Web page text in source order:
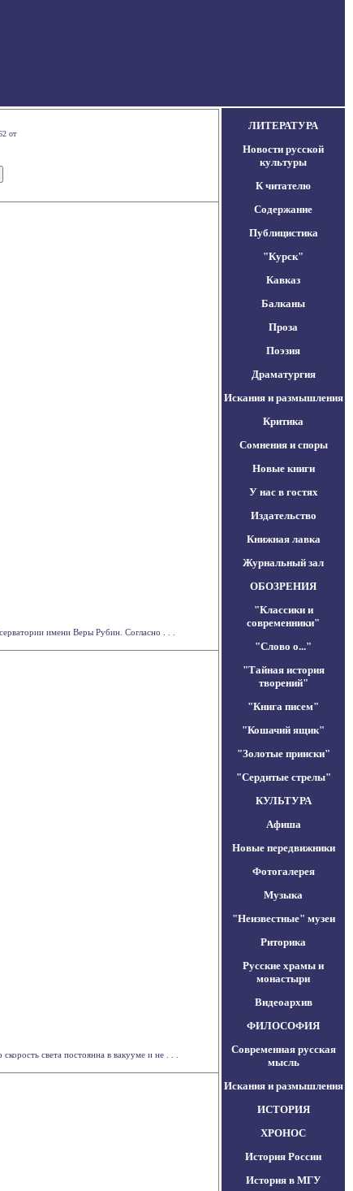
от
имени Веры Рубин. Согласно . . .
света постоянна в вакууме и не . . .
ЛИТЕРАТУРА
Новости русской
культуры
К читателю
Содержание
Публицистика
"Курск"
Кавказ
Балканы
Проза
Поэзия
Драматургия
Искания и размышления
Критика
Сомнения и споры
Новые книги
У нас в гостях
Издательство
Книжная лавка
Журнальный зал
ОБОЗРЕНИЯ
"Классики и
современники"
"Слово о..."
"Тайная история
творений"
"Книга писем"
"Кошачий ящик"
"Золотые прииски"
"Сердитые стрелы"
КУЛЬТУРА
Афиша
Новые передвижники
Фотогалерея
Музыка
"Неизвестные" музеи
Риторика
Русские храмы и
монастыри
Видеоархив
ФИЛОСОФИЯ
Современная русская
мысль
Искания и размышления
ИСТОРИЯ
ХРОНОС
История России
История в МГУ